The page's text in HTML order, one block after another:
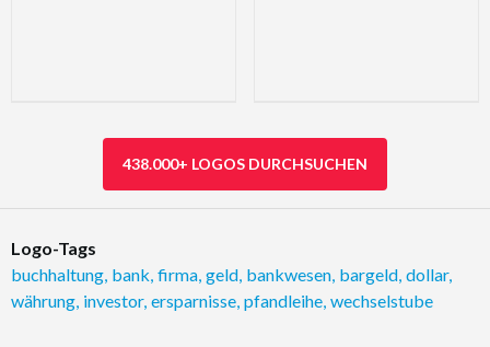
438.000+ LOGOS DURCHSUCHEN
Logo-Tags
buchhaltung bank firma geld bankwesen bargeld dollar,
währung investor, ersparnisse pfandleihe wechselstube